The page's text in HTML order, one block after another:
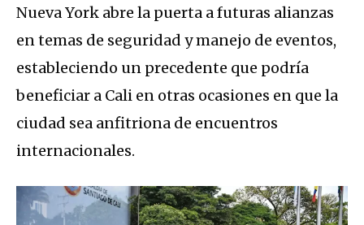
Nueva York abre la puerta a futuras alianzas
en temas de seguridad y manejo de eventos,
estableciendo un precedente que podría
beneficiar a Cali en otras ocasiones en que la
ciudad sea anfitriona de encuentros
internacionales.